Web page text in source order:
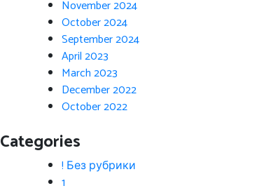
November 2024
October 2024
September 2024
April 2023
March 2023
December 2022
October 2022
Categories
! Без рубрики
1